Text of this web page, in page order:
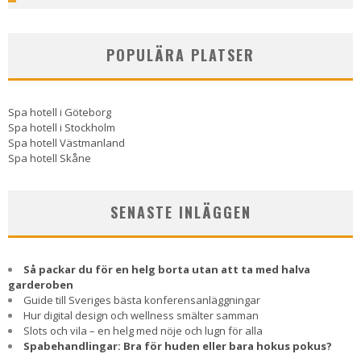
POPULÄRA PLATSER
Spa hotell i Göteborg
Spa hotell i Stockholm
Spa hotell Västmanland
Spa hotell Skåne
SENASTE INLÄGGEN
Så packar du för en helg borta utan att ta med halva
garderoben
Guide till Sveriges bästa konferensanläggningar
Hur digital design och wellness smälter samman
Slots och vila – en helg med nöje och lugn för alla
Spabehandlingar: Bra för huden eller bara hokus pokus?